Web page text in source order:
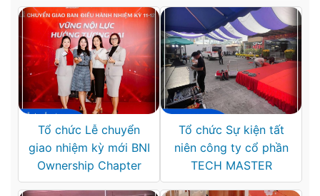
Tổ chức Lễ chuyển
giao nhiệm kỳ mới BNI
Ownership Chapter
Tổ chức Sự kiện tất
niên công ty cổ phần
TECH MASTER